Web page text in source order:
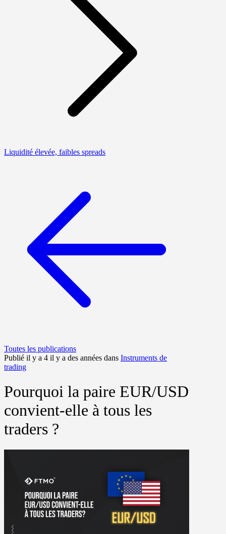
Liquidité élevée, faibles spreads
Toutes les publications
Publié il y a 4 il y a des années dans Instruments de
trading
Pourquoi la paire EUR/USD
convient-elle à tous les
traders ?